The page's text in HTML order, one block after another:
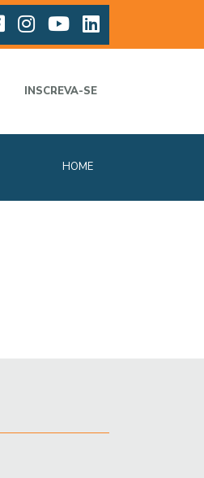
INSCREVA-SE
HOME